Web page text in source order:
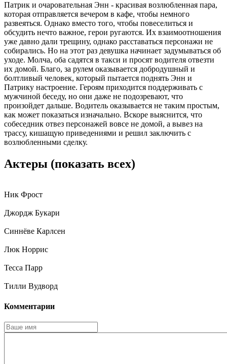
Патрик и очаровательная Энн - красивая возлюбленная пара,
которая отправляется вечером в кафе, чтобы немного
развеяться. Однако вместо того, чтобы повеселиться и
обсудить нечто важное, герои ругаются. Их взаимоотношения
уже давно дали трещину, однако расставаться персонажи не
собирались. Но на этот раз девушка начинает задумываться об
уходе. Молча, оба садятся в такси и просят водителя отвезти
их домой. Благо, за рулем оказывается добродушный и
болтливый человек, который пытается поднять Энн и
Патрику настроение. Героям приходится поддерживать с
мужчиной беседу, но они даже не подозревают, что
произойдет дальше. Водитель оказывается не таким простым,
как может показаться изначально. Вскоре выяснится, что
собеседник отвез персонажей вовсе не домой, а вывез на
трассу, кишащую приведениями и решил заключить с
возлюбленными сделку.
Актеры (показать всех)
Ник Фрост
Джордж Букари
Синнёве Карлсен
Люк Норрис
Тесса Парр
Тилли Вудворд
Комментарии